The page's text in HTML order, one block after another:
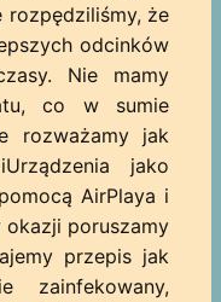
że
odcinków
Nie mamy
co w sumie
rozważamy jak
jako
AirPlaya i
okazji poruszamy
przepis jak
zainfekowany,